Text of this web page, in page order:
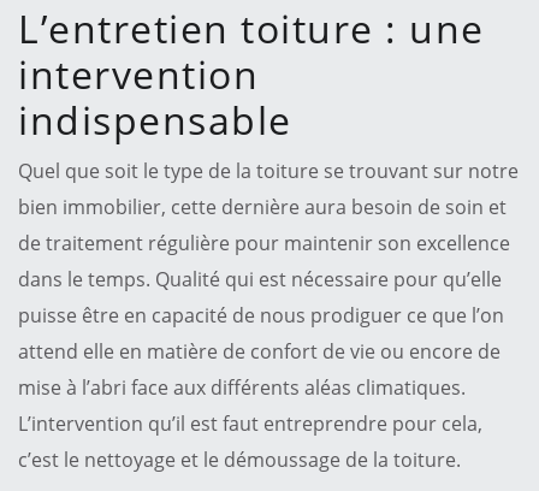
L’entretien toiture : une
intervention
indispensable
Quel que soit le type de la toiture se trouvant sur notre
bien immobilier, cette dernière aura besoin de soin et
de traitement régulière pour maintenir son excellence
dans le temps. Qualité qui est nécessaire pour qu’elle
puisse être en capacité de nous prodiguer ce que l’on
attend elle en matière de confort de vie ou encore de
mise à l’abri face aux différents aléas climatiques.
L’intervention qu’il est faut entreprendre pour cela,
c’est le nettoyage et le démoussage de la toiture.